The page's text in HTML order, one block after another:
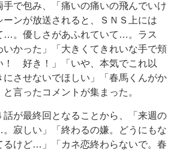
で包み、「痛いの痛いの飛んでいけ
ーンが放送されると、ＳＮＳ上には
…。優しさがあふれていて…。ラス
いかった」「大きくてきれいな手で頬
！ 好き！」「いや、本気でこれ以
にさせないでほしい」「春馬くんがか
言ったコメントが集まった。
が最終回となることから、「来週の
寂しい」「終わるの嫌。どうにもな
るけど…」「カネ恋終わらないで。春